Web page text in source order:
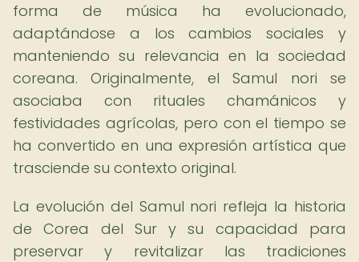
forma de música ha evolucionado,
adaptándose a los cambios sociales y
manteniendo su relevancia en la sociedad
coreana. Originalmente, el Samul nori se
asociaba con rituales chamánicos y
festividades agrícolas, pero con el tiempo se
ha convertido en una expresión artística que
trasciende su contexto original.
La evolución del Samul nori refleja la historia
de Corea del Sur y su capacidad para
preservar y revitalizar las tradiciones